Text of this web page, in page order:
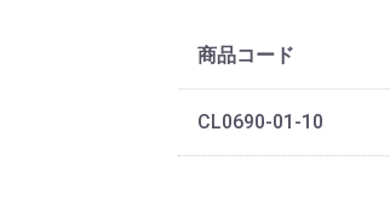
商品コード
CL0690-01-10